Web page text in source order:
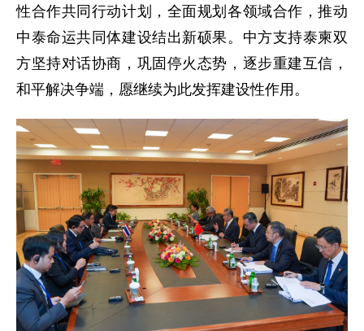
性合作共同行动计划，全面规划各领域合作，推动
中泰命运共同体建设结出新硕果。中方支持泰柬双
方坚持对话协商，巩固停火态势，逐步重建互信，
和平解决争端，愿继续为此发挥建设性作用。